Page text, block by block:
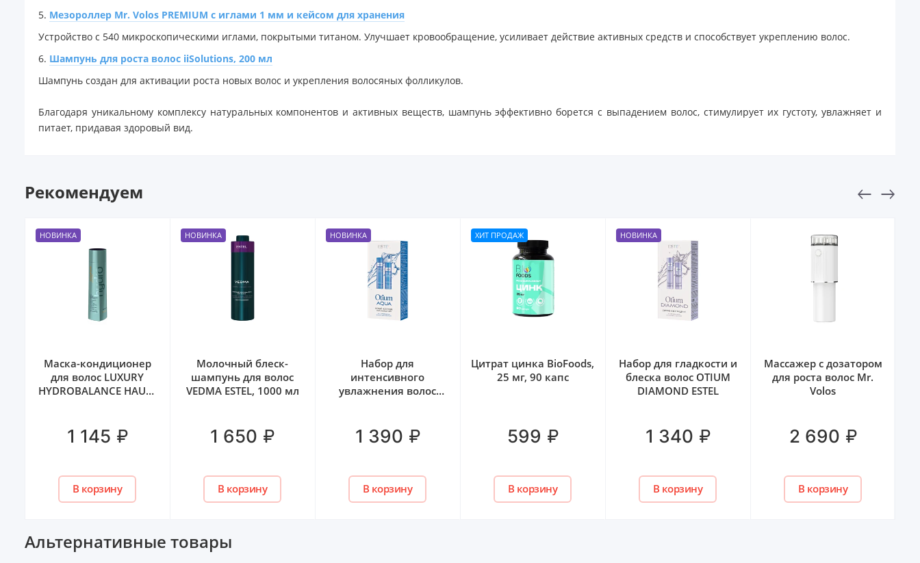
5. Мезороллер Mr. Volos PREMIUM с иглами 1 мм и кейсом для хранения
Устройство с 540 микроскопическими иглами, покрытыми титаном. Улучшает кровообращение, усиливает действие активных средств и способствует укреплению волос.
6. Шампунь для роста волос iiSolutions, 200 мл
Шампунь создан для активации роста новых волос и укрепления волосяных фолликулов.
Благодаря уникальному комплексу натуральных компонентов и активных веществ, шампунь эффективно борется с выпадением волос, стимулирует их густоту, увлажняет и
питает, придавая здоровый вид.
Рекомендуем
НОВИНКА
Маска-кондиционер
для волос LUXURY
HYDROBALANCE HAUTE
1 145 ₽
В корзину
НОВИНКА
Молочный блеск-
шампунь для волос
VEDMA ESTEL, 1000 мл
1 650 ₽
В корзину
НОВИНКА
Набор для
интенсивного
увлажнения волос
1 390 ₽
В корзину
ХИТ ПРОДАЖ
Цитрат цинка BioFoods,
25 мг, 90 капс
599 ₽
В корзину
НОВИНКА
Набор для гладкости и
блеска волос OTIUM
DIAMOND ESTEL
1 340 ₽
В корзину
Массажер с дозатором
для роста волос Mr.
Volos
2 690 ₽
В корзину
Альтернативные товары